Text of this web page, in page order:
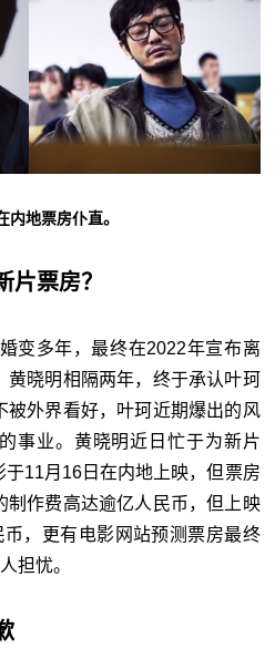
地票房仆直。
片票房？
变多年，最终在2022年宣布离
黄晓明相隔两年，终于承认叶珂
被外界看好，叶珂近期爆出的风
事业。黄晓明近日忙于为新片
于11月16日在内地上映，但票房
制作费高达逾亿人民币，但上映
，更有电影网站预测票房最终
担忧。